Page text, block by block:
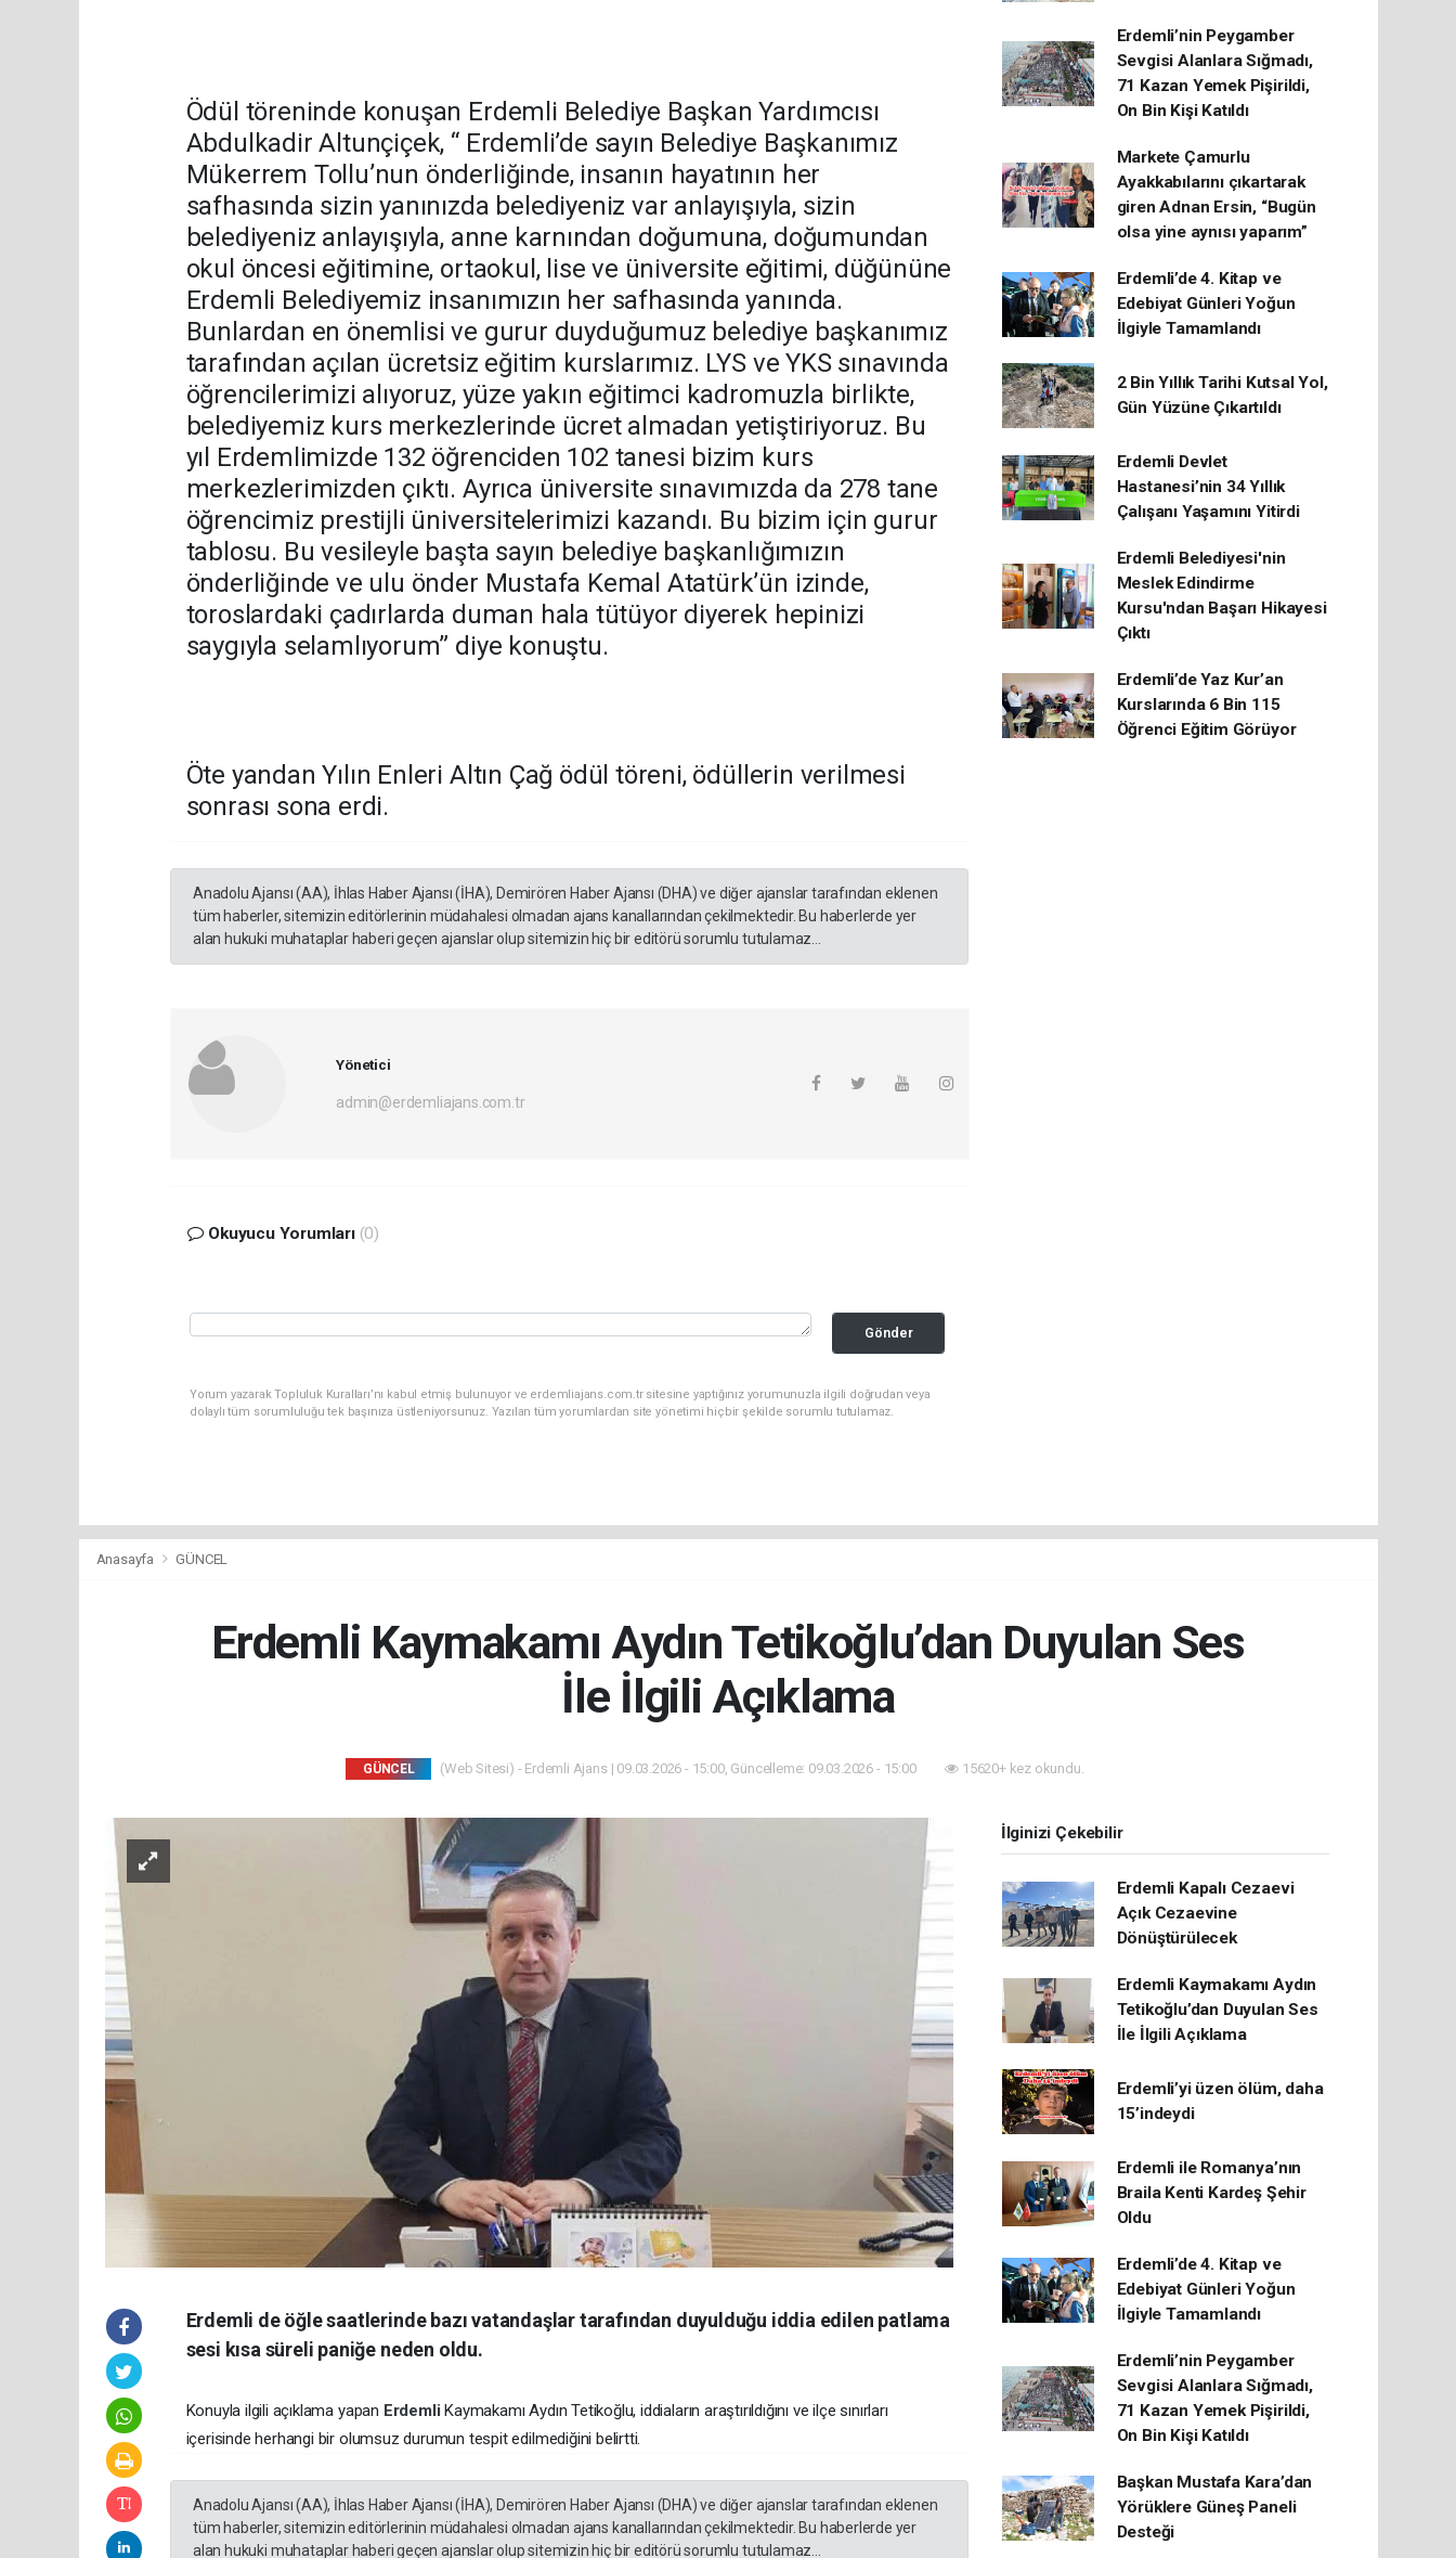
Ödül töreninde konuşan Erdemli Belediye Başkan Yardımcısı
Abdulkadir Altunçiçek, “ Erdemli’de sayın Belediye Başkanımız
Mükerrem Tollu’nun önderliğinde, insanın hayatının her
safhasında sizin yanınızda belediyeniz var anlayışıyla, sizin
belediyeniz anlayışıyla, anne karnından doğumuna, doğumundan
okul öncesi eğitimine, ortaokul, lise ve üniversite eğitimi, düğününe
Erdemli Belediyemiz insanımızın her safhasında yanında.
Bunlardan en önemlisi ve gurur duyduğumuz belediye başkanımız
tarafından açılan ücretsiz eğitim kurslarımız. LYS ve YKS sınavında
öğrencilerimizi alıyoruz, yüze yakın eğitimci kadromuzla birlikte,
belediyemiz kurs merkezlerinde ücret almadan yetiştiriyoruz. Bu
yıl Erdemlimizde 132 öğrenciden 102 tanesi bizim kurs
merkezlerimizden çıktı. Ayrıca üniversite sınavımızda da 278 tane
öğrencimiz prestijli üniversitelerimizi kazandı. Bu bizim için gurur
tablosu. Bu vesileyle başta sayın belediye başkanlığımızın
önderliğinde ve ulu önder Mustafa Kemal Atatürk’ün izinde,
toroslardaki çadırlarda duman hala tütüyor diyerek hepinizi
saygıyla selamlıyorum” diye konuştu.
Öte yandan Yılın Enleri Altın Çağ ödül töreni, ödüllerin verilmesi
sonrası sona erdi.
Anadolu Ajansı (AA), İhlas Haber Ajansı (İHA), Demirören Haber Ajansı (DHA) ve diğer ajanslar tarafından eklenen
tüm haberler, sitemizin editörlerinin müdahalesi olmadan ajans kanallarından çekilmektedir. Bu haberlerde yer
alan hukuki muhataplar haberi geçen ajanslar olup sitemizin hiç bir editörü sorumlu tutulamaz...
Yönetici
admin@erdemliajans.com.tr
Okuyucu Yorumları (0)
Gönder
Yorum yazarak Topluluk Kuralları’nı kabul etmiş bulunuyor ve erdemliajans.com.tr sitesine yaptığınız yorumunuzla ilgili doğrudan veya
dolaylı tüm sorumluluğu tek başınıza üstleniyorsunuz. Yazılan tüm yorumlardan site yönetimi hiçbir şekilde sorumlu tutulamaz.
Erdemli’nin Peygamber
Sevgisi Alanlara Sığmadı,
71 Kazan Yemek Pişirildi,
On Bin Kişi Katıldı
Markete Çamurlu
Ayakkabılarını çıkartarak
giren Adnan Ersin, “Bugün
olsa yine aynısı yaparım”
Erdemli’de 4. Kitap ve
Edebiyat Günleri Yoğun
İlgiyle Tamamlandı
2 Bin Yıllık Tarihi Kutsal Yol,
Gün Yüzüne Çıkartıldı
Erdemli Devlet
Hastanesi’nin 34 Yıllık
Çalışanı Yaşamını Yitirdi
Erdemli Belediyesi'nin
Meslek Edindirme
Kursu'ndan Başarı Hikayesi
Çıktı
Erdemli’de Yaz Kur’an
Kurslarında 6 Bin 115
Öğrenci Eğitim Görüyor
Anasayfa GÜNCEL
Erdemli Kaymakamı Aydın Tetikoğlu’dan Duyulan Ses
İle İlgili Açıklama
GÜNCEL (Web Sitesi) - Erdemli Ajans | 09.03.2026 - 15:00, Güncelleme: 09.03.2026 - 15:00 15620+ kez okundu.
Erdemli de öğle saatlerinde bazı vatandaşlar tarafından duyulduğu iddia edilen patlama
sesi kısa süreli paniğe neden oldu.
Konuyla ilgili açıklama yapan ErdemliKaymakamı Aydın Tetikoğlu, iddiaların araştırıldığını ve ilçe sınırları
içerisinde herhangi bir olumsuz durumun tespit edilmediğini belirtti.
Anadolu Ajansı (AA), İhlas Haber Ajansı (İHA), Demirören Haber Ajansı (DHA) ve diğer ajanslar tarafından eklenen
tüm haberler, sitemizin editörlerinin müdahalesi olmadan ajans kanallarından çekilmektedir. Bu haberlerde yer
alan hukuki muhataplar haberi geçen ajanslar olup sitemizin hiç bir editörü sorumlu tutulamaz...
İlginizi Çekebilir
Erdemli Kapalı Cezaevi
Açık Cezaevine
Dönüştürülecek
Erdemli Kaymakamı Aydın
Tetikoğlu’dan Duyulan Ses
İle İlgili Açıklama
Erdemli’yi üzen ölüm, daha
15’indeydi
Erdemli ile Romanya’nın
Braila Kenti Kardeş Şehir
Oldu
Erdemli’de 4. Kitap ve
Edebiyat Günleri Yoğun
İlgiyle Tamamlandı
Erdemli’nin Peygamber
Sevgisi Alanlara Sığmadı,
71 Kazan Yemek Pişirildi,
On Bin Kişi Katıldı
Başkan Mustafa Kara’dan
Yörüklere Güneş Paneli
Desteği